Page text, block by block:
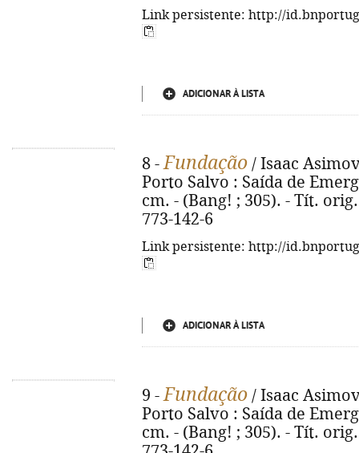
Link persistente: http://
ADICIONAR À LISTA
8 -Fundação / Isaac
Porto Salvo : Saída de
cm. - (Bang! ; 305). - Tít.
773-142-6
Link persistente: http://
ADICIONAR À LISTA
9 -Fundação / Isaac
Porto Salvo : Saída de
cm. - (Bang! ; 305). - Tít.